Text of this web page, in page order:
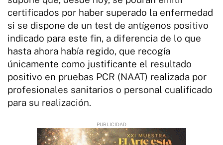
certificados por haber superado la enfermedad
si se dispone de un test de antígenos positivo
indicado para este fin, a diferencia de lo que
hasta ahora había regido, que recogía
únicamente como justificante el resultado
positivo en pruebas PCR (NAAT) realizada por
profesionales sanitarios o personal cualificado
para su realización.